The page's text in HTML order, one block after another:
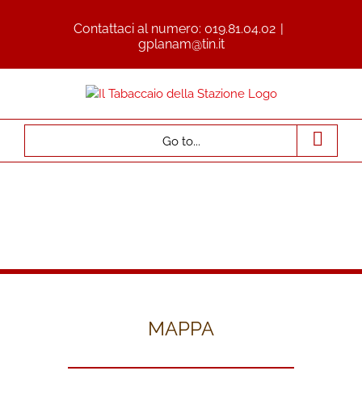
Contattaci al numero: 019.81.04.02 |
gplanam@tin.it
Go to...
MAPPA